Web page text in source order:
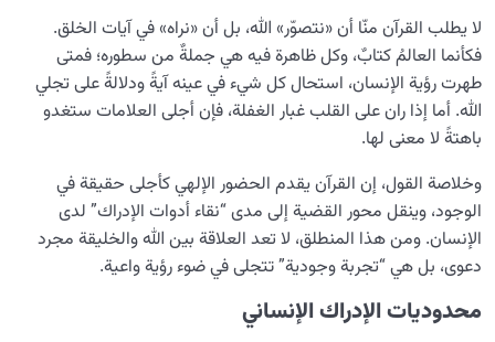
لا يطلب القرآن منّا أن «نتصوّر» الله، بل أن «نراه» في آيات الخلق.
فكأنما العالمُ كتابٌ، وكل ظاهرة فيه هي جملةٌ من سطوره؛ فمتى
طهرت رؤية الإنسان، استحال كل شيء في عينه آيةً ودلالةً على تجلي
الله. أما إذا ران على القلب غبار الغفلة، فإن أجلى العلامات ستغدو
باهتةً لا معنى لها.
وخلاصة القول، إن القرآن يقدم الحضور الإلهي كأجلى حقيقة في
الوجود، وينقل محور القضية إلى مدى “نقاء أدوات الإدراك” لدى
الإنسان. ومن هذا المنطلق، لا تعد العلاقة بين الله والخليقة مجرد
دعوى، بل هي “تجربة وجودية” تتجلى في ضوء رؤية واعية.
محدوديات الإدراك الإنساني